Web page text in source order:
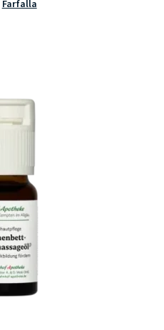
Farfalla